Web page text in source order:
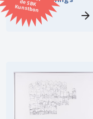
Kunstbon
Kunstenaar